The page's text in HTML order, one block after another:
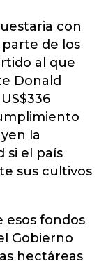
con
de los
al que
Donald
la
si el país
sus cultivos
esos fondos
Gobierno
hectáreas